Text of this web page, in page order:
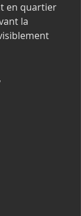
en quartier
la